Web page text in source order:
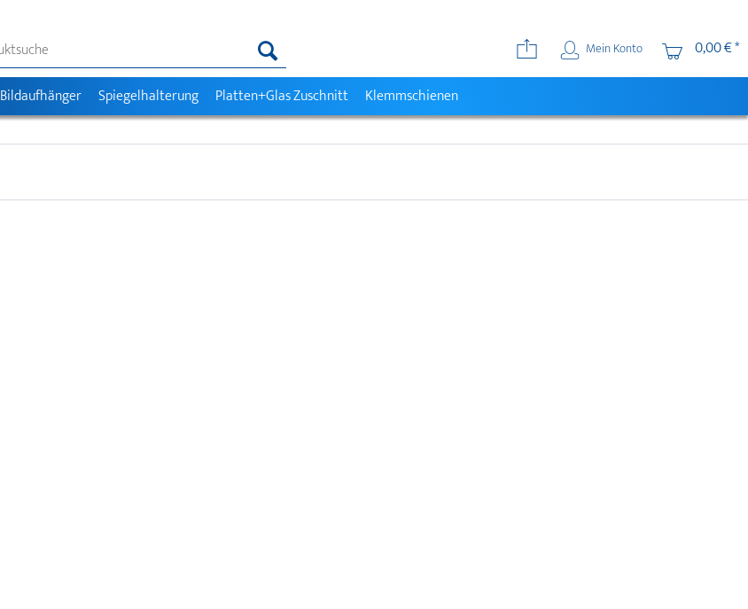
Mein Konto
0,00 € *
Bildaufhänger Spiegelhalterung Platten+Glas Zuschnitt Klemmschienen